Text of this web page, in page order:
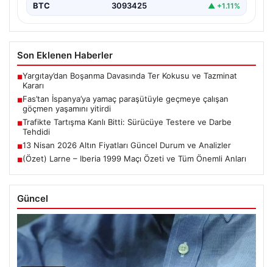
BTC 3093425 ▲ +1.11%
Son Eklenen Haberler
■Yargıtay’dan Boşanma Davasında Ter Kokusu ve Tazminat
Kararı
■Fas’tan İspanya’ya yamaç paraşütüyle geçmeye çalışan
göçmen yaşamını yitirdi
■Trafikte Tartışma Kanlı Bitti: Sürücüye Testere ve Darbe
Tehdidi
■13 Nisan 2026 Altın Fiyatları Güncel Durum ve Analizler
■(Özet) Larne – Iberia 1999 Maçı Özeti ve Tüm Önemli Anları
Güncel